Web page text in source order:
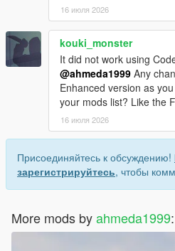
16 июля 2026
kouki_monster
It did not work using
@ahmeda1999 Any
Enhanced version as
your mods list? Like the
16 июля 2026
Присоединяйтесь к обсуждению!
зарегистрируйтесь, чтобы
More mods byahmeda1999: